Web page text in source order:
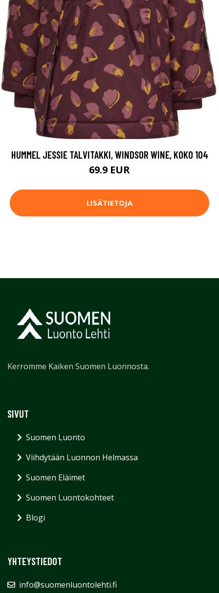
HUMMEL JESSIE TALVITAKKI, WINDSOR WINE, KOKO 104
69.9 EUR
LISÄTIETOJA
Kerromme Kaiken Suomen Luonnosta.
SIVUT
Suomen Luonto
Viihdytään Luonnon Helmassa
Suomen Eläimet
Suomen Luontokohteet
Blogi
YHTEYSTIEDOT
info@suomenluontolehti.fi